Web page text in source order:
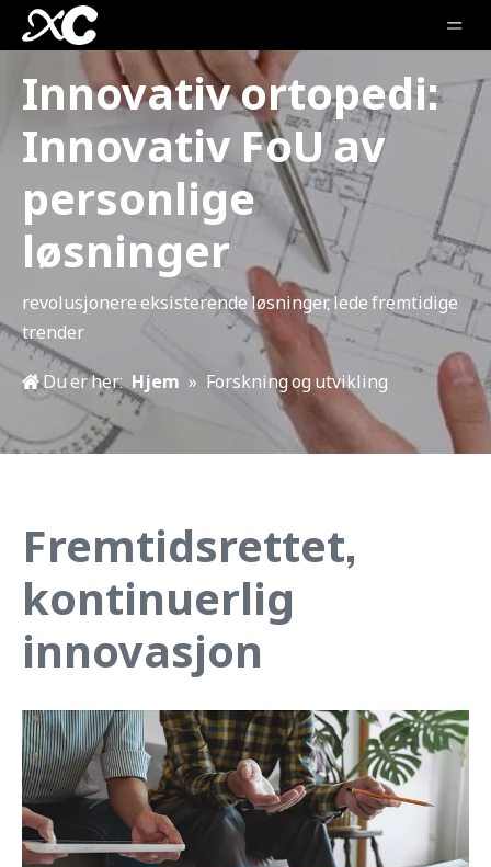
Innovativ ortopedi:
Innovativ FoU av
personlige
løsninger
revolusjonere eksisterende løsninger, lede fremtidige
trender
Du er her: Hjem » Forskning og utvikling
Fremtidsrettet,
kontinuerlig
innovasjon